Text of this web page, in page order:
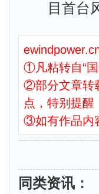
目首台
①凡粘转自“国
②部分文章转
点，特别提醒
③如有作品内
同类资讯 ：